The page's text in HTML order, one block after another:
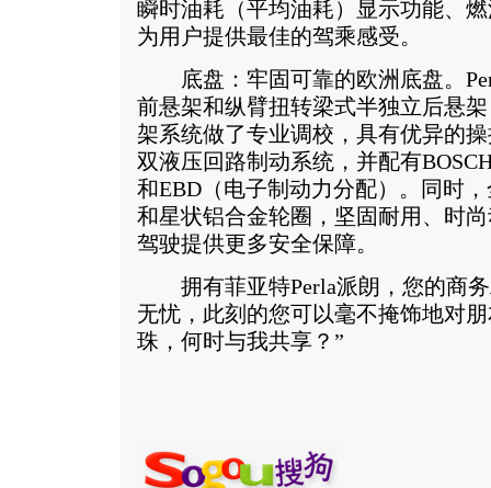
瞬时油耗（平均油耗）显示功能、
为用户提供最佳的驾乘感受。
底盘：牢固可靠的欧洲底盘。
前悬架和纵臂扭转梁式半独立后悬
架系统做了专业调校，具有优异的
双液压回路制动系统，并配有
和EBD（电子制动力分配）。同时
和星状铝合金轮圈，坚固耐用、时
驾驶提供更多安全保障。
拥有菲亚特Perla派朗，您的商务
无忧，此刻的您可以毫不掩饰地对
珠，何时与我共享？”